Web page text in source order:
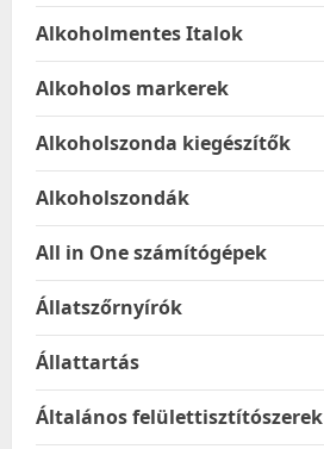
Alkoholmentes Italok
Alkoholos markerek
Alkoholszonda kiegészítők
Alkoholszondák
All in One számítógépek
Állatszőrnyírók
Állattartás
Általános felülettisztítószerek